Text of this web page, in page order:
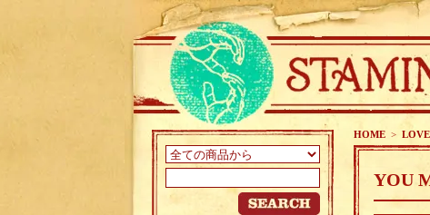
HOME >
YOU